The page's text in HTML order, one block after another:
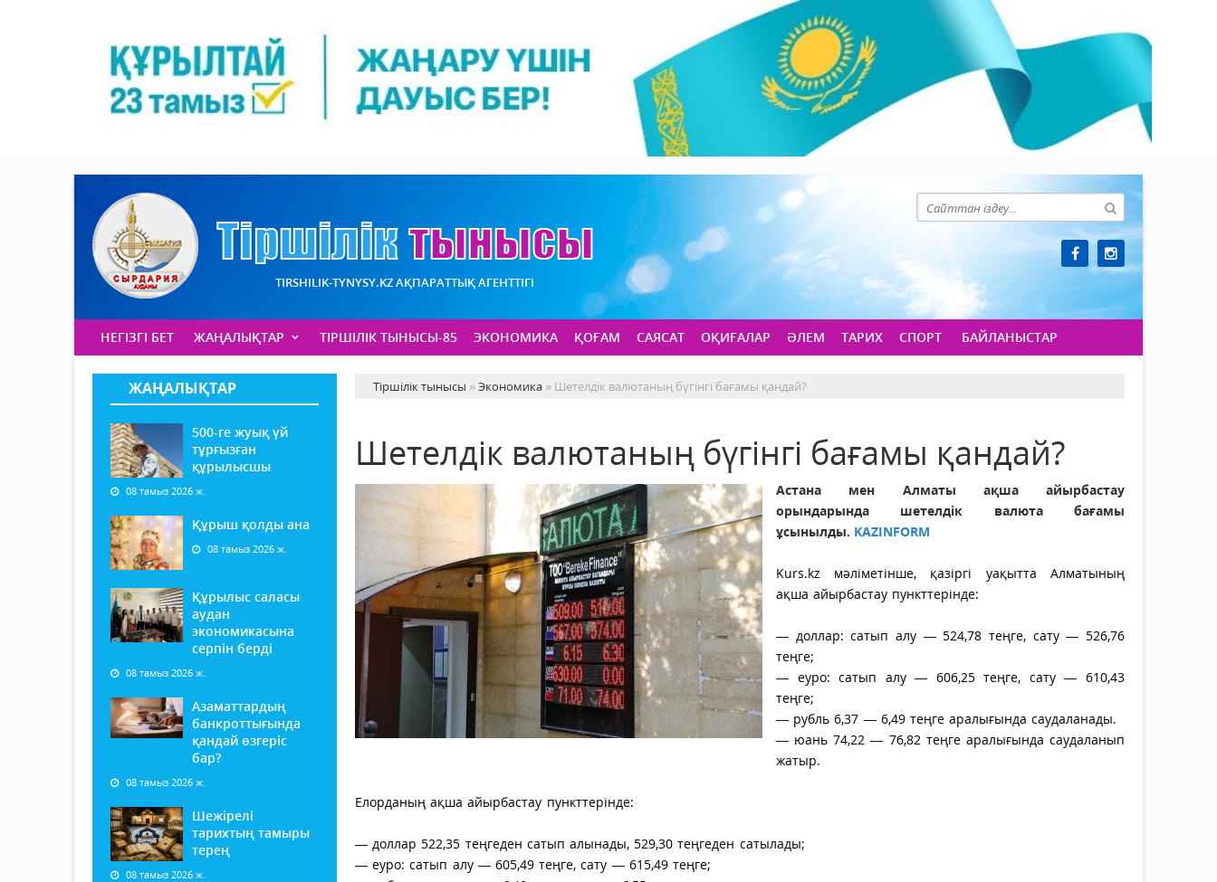
TIRSHILIK-TYNYSY.KZ АҚПАРАТТЫҚ АГЕНТТІГІ
НЕГІЗГІ БЕТ ЖАҢАЛЫҚТАР ТІРШІЛІК ТЫНЫСЫ-85 ЭКОНОМИКА ҚОҒАМ САЯСАТ ОҚИҒАЛАР ӘЛЕМ ТАРИХ СПОРТ БАЙЛАНЫСТАР
ЖАҢАЛЫҚТАР
500-ге жуық үй
тұрғызған
құрылысшы
08 тамыз 2026 ж.
Құрыш қолды ана
08 тамыз 2026 ж.
Құрылыс саласы
аудан
экономикасына
серпін берді
08 тамыз 2026 ж.
Азаматтардың
банкроттығында
қандай өзгеріс
бар?
08 тамыз 2026 ж.
Шежірелі
тарихтың тамыры
терең
08 тамыз 2026 ж.
Тіршілік тынысы »Экономика » Шетелдік валютаның бүгінгі бағамы қандай?
Шетелдік валютаның бүгінгі бағамы қандай?
Астана мен Алматы ақша айырбастау
орындарында шетелдік валюта бағамы
ұсынылды. KAZINFORM
Kurs.kz мәліметінше, қазіргі уақытта Алматының
ақша айырбастау пункттерінде:
— доллар: сатып алу — 524,78 теңге, сату — 526,76
теңге;
— еуро: сатып алу — 606,25 теңге, сату — 610,43
теңге;
— рубль 6,37 — 6,49 теңге аралығында саудаланады.
— юань 74,22 — 76,82 теңге аралығында саудаланып
жатыр.
Елорданың ақша айырбастау пункттерінде:
— доллар 522,35 теңгеден сатып алынады, 529,30 теңгеден сатылады;
— еуро: сатып алу — 605,49 теңге, сату — 615,49 теңге;